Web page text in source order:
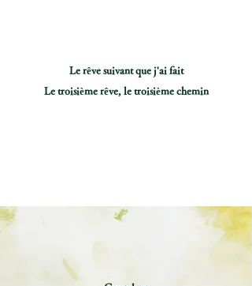
Le rêve suivant que j'ai fait
Le troisième rêve, le troisième chemin